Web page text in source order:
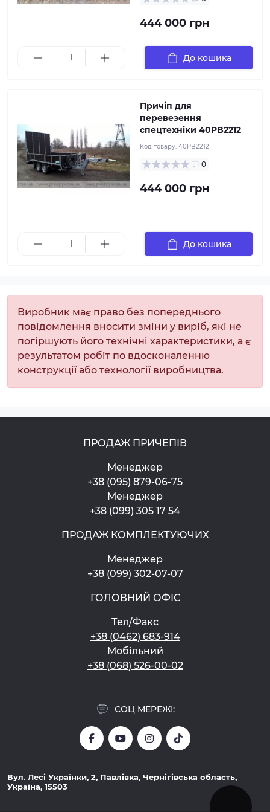
444 000 грн
До кошика
різними автомобілями. Маса причіпа 1100 кг, повна
маса 3500 кг, розмір вантажної платформи: довжина
4000 мм, ширина 2200 мм, висота борта 400 мм,
Причіп для
перевезення
спецтехніки 40PB2212
Код товару: 40PB2212
0
444 000 грн
До кошика
Виробник має право без попереднього
повідомлення вносити зміни у виріб, які не
погіршують його технічні характеристики, а є
результатом робіт по вдосконаленню
конструкції або технології виробництва.
ПРОДАЖ ПРИЧЕПІВ
Менеджер
+38 (095) 879-06-75
Менеджер
+38 (099) 305 17 54
ПРОДАЖ КОМПЛЕКТУЮЧИХ
Менеджер
+38 (099) 302-07-07
ГОЛОВНИЙ ОФІС
Тел/Факс
+38 (0462) 683-914
Мобільний
+38 (068) 526-00-02
СОЦ МЕРЕЖІ:
Вул. Лесі Українки, 2, Павлівка, Чернігівська область,
Україна, 15503